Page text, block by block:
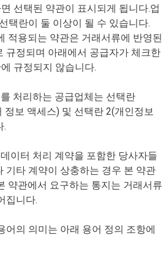
선택된 약관이 표시되게 됩니다.업
택란이 둘 이상이 될 수 있습니다.
적용되는 약관은 거래서류에 반영된
규정되며 아래에서 공급자가 체크한
규정되지 않습니다.
처리하는 공급업체는 선택란
정보 액세스) 및 선택란 2(개인정보
.
이터 처리 계약을 포함한 당사자들
기타 계약이 상충하는 경우 본 약관
약관에서 요구하는 통지는 거래서류
집니다.
어의 의미는 아래 용어 정의 조항에